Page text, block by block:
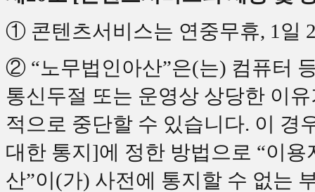
① 콘텐츠서비스는 연중무휴, 1일
② “노무법인아산”은(는) 컴퓨터
통신두절 또는 운영상 상당한 이
적으로 중단할 수 있습니다. 이 경
대한 통지]에 정한 방법으로 “이
산”이(가) 사전에 통지할 수 없는